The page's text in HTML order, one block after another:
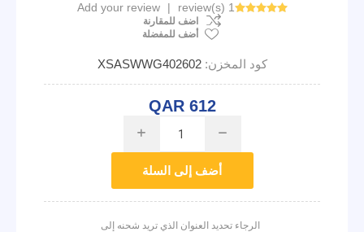
1 review(s)
|
Add your review
اضف للمقارنة
أضف للمفضلة
كود المخزن: XSASWWG402602
QAR 612
i h
أضف إلى السلة
الرجاء تحديد العنوان الذي تريد شحنه إلى